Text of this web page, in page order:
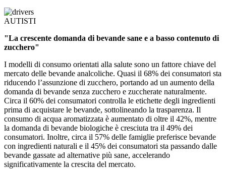
AUTISTI
"La crescente domanda di bevande sane e a basso contenuto di
zucchero"
I modelli di consumo orientati alla salute sono un fattore chiave del
mercato delle bevande analcoliche. Quasi il 68% dei consumatori sta
riducendo l’assunzione di zucchero, portando ad un aumento della
domanda di bevande senza zucchero e zuccherate naturalmente.
Circa il 60% dei consumatori controlla le etichette degli ingredienti
prima di acquistare le bevande, sottolineando la trasparenza. Il
consumo di acqua aromatizzata è aumentato di oltre il 42%, mentre
la domanda di bevande biologiche è cresciuta tra il 49% dei
consumatori. Inoltre, circa il 57% delle famiglie preferisce bevande
con ingredienti naturali e il 45% dei consumatori sta passando dalle
bevande gassate ad alternative più sane, accelerando
significativamente la crescita del mercato.